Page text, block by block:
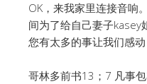
OK，来我家里连接音响
间为了给自己妻子
您有太多的事让我们感动
哥林多前书13；7 凡事